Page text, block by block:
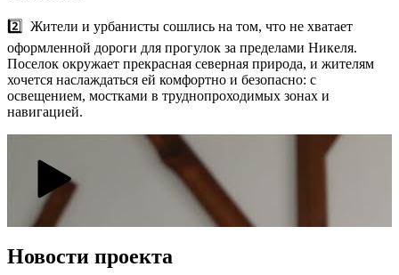
2️⃣ Жители и урбанисты сошлись на том, что не хватает
оформленной дороги для прогулок за пределами Никеля.
Поселок окружает прекрасная северная природа, и жителям
хочется наслаждаться ей комфортно и безопасно: с
освещением, мостками в труднопроходимых зонах и
навигацией.
Новости проекта